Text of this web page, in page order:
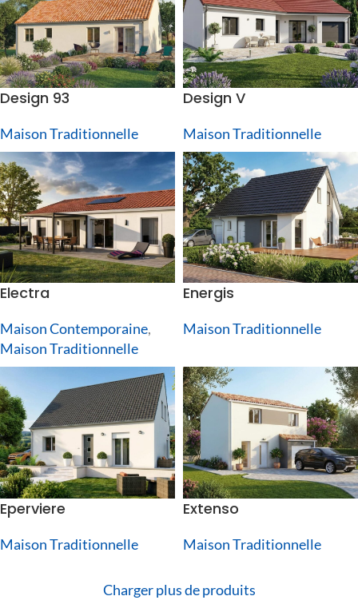
Design 93
Maison Traditionnelle
Design V
Maison Traditionnelle
Electra
Maison Contemporaine,
Maison Traditionnelle
Energis
Maison Traditionnelle
Eperviere
Maison Traditionnelle
Extenso
Maison Traditionnelle
Charger plus de produits